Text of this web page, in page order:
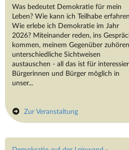
Was bedeutet Demokratie für mein
Leben? Wie kann ich Teilhabe
Wie erlebe ich Demokratie im Jahr
2026? Miteinander reden, ins
kommen, meinem Gegenüber
unterschiedliche Sichtweisen
austauschen - all das ist für
Bürgerinnen und Bürger möglich in
unser...
Zur Veranstaltung